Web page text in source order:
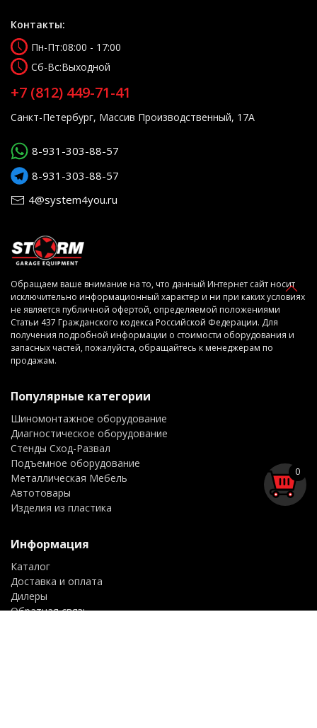
0
Контакты:
Пн-Пт:08:00 - 17:00
Сб-Вс:Выходной
+7 (812) 449-71-41
Санкт-Петербург, Массив Производственный, 17А
8-931-303-88-57
8-931-303-88-57
4@system4you.ru
Обращаем ваше внимание на то, что данный Интернет сайт носит
исключительно информационный характер и ни при каких условиях
не является публичной офертой, определяемой положениями
Статьи 437 Гражданского кодекса Российской Федерации. Для
получения подробной информации о стоимости оборудования и
запасных частей, пожалуйста, обращайтесь к менеджерам по
продажам.
Популярные категории
Шиномонтажное оборудование
Диагностическое оборудование
Стенды Сход-Развал
Подъемное оборудование
Металлическая Мебель
Автотовары
Изделия из пластика
Информация
Каталог
Доставка и оплата
Дилеры
Обратная связь